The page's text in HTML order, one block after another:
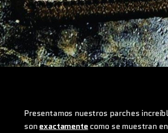
Presentamos nuestros parches
son exactamente como se muestran